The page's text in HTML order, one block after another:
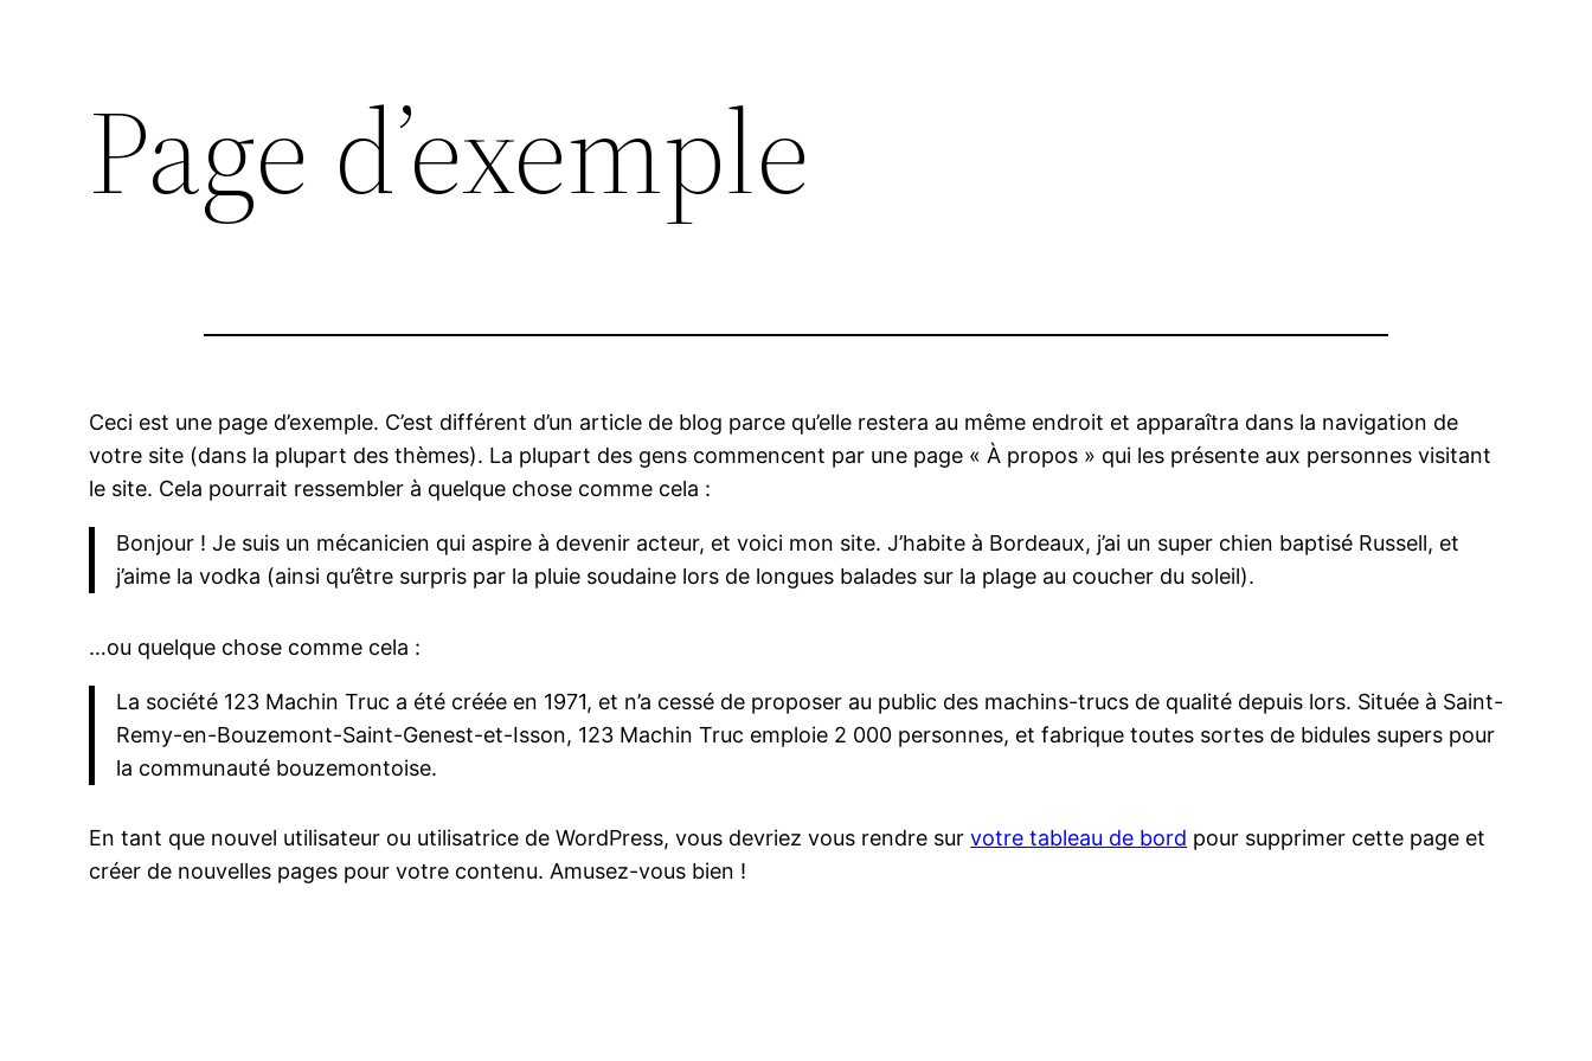
Page d’exemple
Ceci est une page d’exemple. C’est différent d’un article de blog parce qu’elle restera au même endroit et apparaîtra dans la navigation de
votre site (dans la plupart des thèmes). La plupart des gens commencent par une page « À propos » qui les présente aux personnes visitant
le site. Cela pourrait ressembler à quelque chose comme cela :
Bonjour ! Je suis un mécanicien qui aspire à devenir acteur, et voici mon site. J’habite à Bordeaux, j’ai un super chien baptisé Russell, et
j’aime la vodka (ainsi qu’être surpris par la pluie soudaine lors de longues balades sur la plage au coucher du soleil).
…ou quelque chose comme cela :
La société 123 Machin Truc a été créée en 1971, et n’a cessé de proposer au public des machins-trucs de qualité depuis lors. Située à Saint-
Remy-en-Bouzemont-Saint-Genest-et-Isson, 123 Machin Truc emploie 2 000 personnes, et fabrique toutes sortes de bidules supers pour
la communauté bouzemontoise.
En tant que nouvel utilisateur ou utilisatrice de WordPress, vous devriez vous rendre survotre tableau de bord pour supprimer cette page et
créer de nouvelles pages pour votre contenu. Amusez-vous bien !